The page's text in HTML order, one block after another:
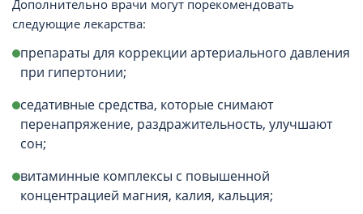
Дополнительно врачи могут порекомендовать
следующие лекарства:
препараты для коррекции артериального давления
при гипертонии;
седативные средства, которые снимают
перенапряжение, раздражительность, улучшают
сон;
витаминные комплексы с повышенной
концентрацией магния, калия, кальция;